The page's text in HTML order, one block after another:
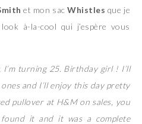
et mon sacWhistles que je
à-la-cool qui j’espère vous
I’m turning 25. Birthday girl ! I’ll
and I’ll enjoy this day pretty
pullover at H&M on sales, you
it and it was a complete